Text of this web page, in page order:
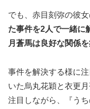
でも、赤目刻弥の彼
た事件を2人で一緒に
月蒼馬は良好な関係
事件を解決する様に
いた烏丸花穎と衣更
注目しながら、『う